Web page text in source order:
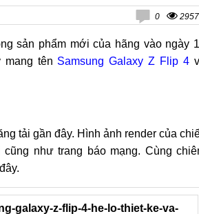
0 2957
sản phẩm mới của hãng vào ngày
tên Samsung Galaxy Z Flip 4
tải gần đây. Hình ảnh render của
như trang báo mạng. Cùng